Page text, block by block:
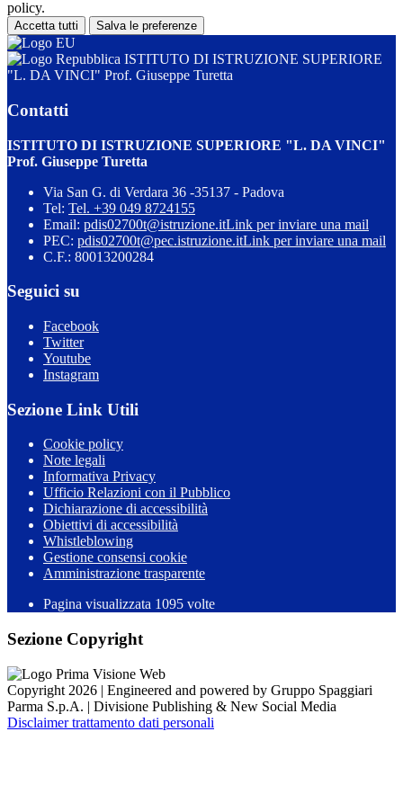
policy.
Accetta tutti Salva le preferenze
ISTITUTO DI ISTRUZIONE SUPERIORE
"L. DA VINCI" Prof. Giuseppe Turetta
Contatti
ISTITUTO DI ISTRUZIONE SUPERIORE "L. DA VINCI"
Prof. Giuseppe Turetta
Via San G. di Verdara 36 -35137 - Padova
Tel: Tel. +39 049 8724155
Email: pdis02700t@istruzione.itLink per inviare una mail
PEC: pdis02700t@pec.istruzione.itLink per inviare una mail
C.F.: 80013200284
Seguici su
Facebook
Twitter
Youtube
Instagram
Sezione Link Utili
Cookie policy
Note legali
Informativa Privacy
Ufficio Relazioni con il Pubblico
Dichiarazione di accessibilità
Obiettivi di accessibilità
Whistleblowing
Gestione consensi cookie
Amministrazione trasparente
Pagina visualizzata 1095 volte
Sezione Copyright
Copyright 2026 | Engineered and powered by Gruppo Spaggiari
Parma S.p.A. | Divisione Publishing & New Social Media
Disclaimer trattamento dati personali